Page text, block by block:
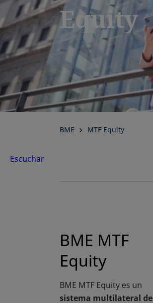
Equity
BME MTF Equity
Escuchar
BME MTF
Equity
BME MTF Equity es un
sistema multilateral de